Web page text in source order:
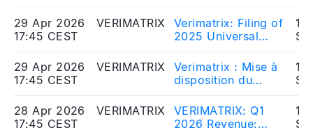
Chiffre d’affaires et
résultats du 1er
heures
29 Apr 2026
17:45 CEST
VERIMATRIX
Verimatrix: Filing of
2025 Universal
Document
29 Apr 2026
17:45 CEST
VERIMATRIX
Verimatrix : Mise à
disposition du
d’enregistrement
universel 2025
28 Apr 2026
17:45 CEST
VERIMATRIX
VERIMATRIX: Q1
2026 Revenue: